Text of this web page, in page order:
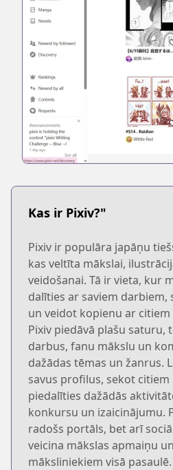
Kas ir Pixiv?"
Pixiv ir populāra japāņu
kas veltīta mākslai,
veidošanai. Tā ir vieta, kur
dalīties ar saviem darbiem,
un veidot kopienu ar
Pixiv piedāvā plašu saturu,
darbus, fanu mākslu un
dažādas tēmas un žanrus.
savus profilus, sekot
piedalīties dažādās
konkursu un izaicinājumu.
radošs portāls, bet arī
veicina mākslas apmaiņu
māksliniekiem visā pasaulē.